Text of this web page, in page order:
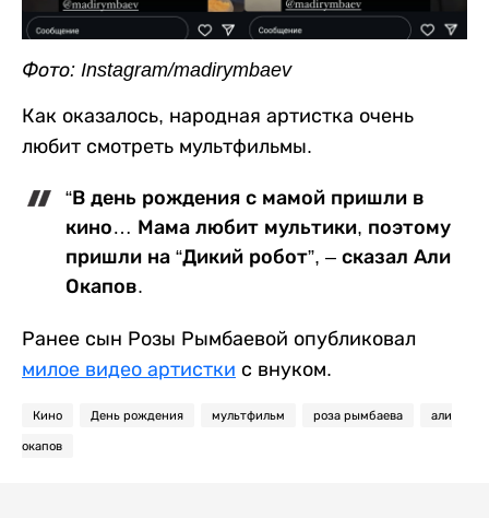
Фото: Instagram/madirymbaev
Как оказалось, народная артистка очень
любит смотреть мультфильмы.
“В день рождения с мамой пришли в
кино… Мама любит мультики, поэтому
пришли на “Дикий робот”, – сказал Али
Окапов.
Ранее сын Розы Рымбаевой опубликовал
милое видео артистки с внуком.
Кино День рождения мультфильм роза рымбаева али
окапов